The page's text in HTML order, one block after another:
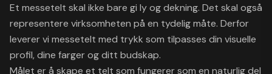
Et messetelt skal ikke bare gi ly og dekning. Det skal også
representere virksomheten på en tydelig måte. Derfor
leverer vi messetelt med trykk som tilpasses din visuelle
profil, dine farger og ditt budskap.
Målet er å skape et telt som fungerer som en naturlig del